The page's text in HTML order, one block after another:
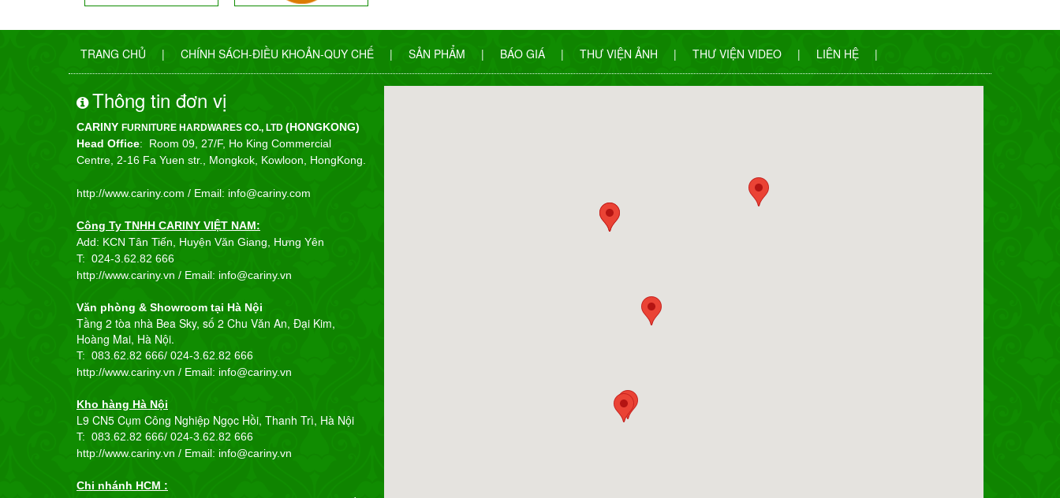
TRANG CHỦ | CHÍNH SÁCH-ĐIỀU KHOẢN-QUY CHẾ | SẢN PHẨM | BÁO GIÁ | THƯ VIỆN ẢNH | THƯ VIỆN VIDEO | LIÊN HỆ |
Thông tin đơn vị
CARINY FURNITURE HARDWARES CO., LTD (HONGKONG)
Head Office: Room 09, 27/F, Ho King Commercial
Centre, 2-16 Fa Yuen str., Mongkok, Kowloon, HongKong.
http://www.cariny.com / Email: info@cariny.com
Công Ty TNHH CARINY VIỆT NAM:
Add: KCN Tân Tiến, Huyện Văn Giang, Hưng Yên
T: 024-3.62.82 666
http://www.cariny.vn / Email: info@cariny.vn
Văn phòng & Showroom tại Hà Nội
Tầng 2 tòa nhà Bea Sky, số 2 Chu Văn An, Đại Kim,
Hoàng Mai, Hà Nội.
T: 083.62.82 666/ 024-3.62.82 666
http://www.cariny.vn / Email: info@cariny.vn
Kho hàng Hà Nội
L9 CN5 Cụm Công Nghiệp Ngọc Hồi, Thanh Trì, Hà Nội
T: 083.62.82 666/ 024-3.62.82 666
http://www.cariny.vn / Email: info@cariny.vn
Chi nhánh HCM :